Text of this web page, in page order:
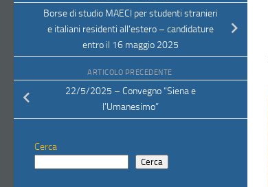
Borse di studio MAECI per studenti stranieri
e italiani residenti all’estero – candidature
entro il 16 maggio 2025
ARTICOLO PRECEDENTE
22/5/2025 – Convegno “Siena e
l’Umanesimo”
Cerca
Cerca